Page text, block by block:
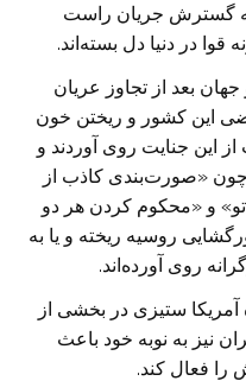
به گسترش جریان راست
قوا در دنیا دل بسته‌اند.
بعد از تجاوز عریان
این کشور و ریختن خون
این جنایت روی آوردند و
چون «صورت‌بندی کاذب از
و «محکوم کردن هر دو
روسیه ریخته و یا به
روی آورده‌اند.
ستیزی در بخشی از
نیز به نوبه خود باعث
را فعال کند.